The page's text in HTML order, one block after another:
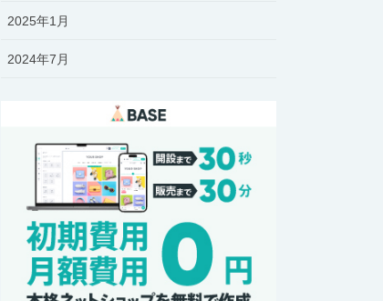
2025年1月
2024年7月